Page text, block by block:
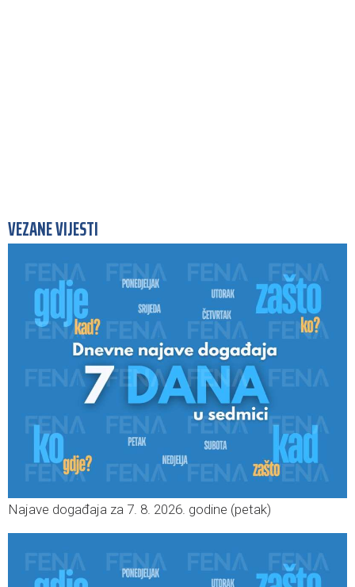
VEZANE VIJESTI
Najave događaja za 7. 8. 2026. godine (petak)